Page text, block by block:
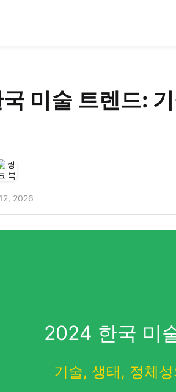
미술 트렌드:
2026
2024 한국 미
기술, 생태, 정체